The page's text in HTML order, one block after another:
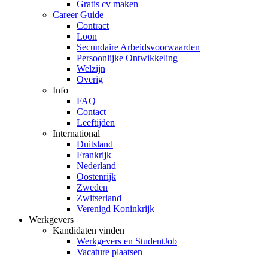
Gratis cv maken
Career Guide
Contract
Loon
Secundaire Arbeidsvoorwaarden
Persoonlijke Ontwikkeling
Welzijn
Overig
Info
FAQ
Contact
Leeftijden
International
Duitsland
Frankrijk
Nederland
Oostenrijk
Zweden
Zwitserland
Verenigd Koninkrijk
Werkgevers
Kandidaten vinden
Werkgevers en StudentJob
Vacature plaatsen